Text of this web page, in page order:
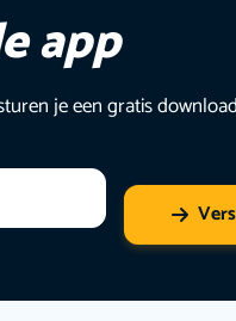
app
je een gratis